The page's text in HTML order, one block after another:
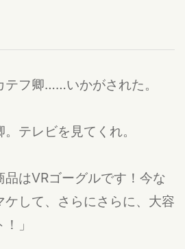
フ卿……いかがされた。
テレビを見てくれ。
はVRゴーグルです！今な
ケして、さらにさらに、大容
」